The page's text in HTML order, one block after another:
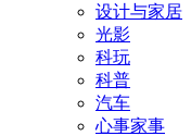
设计与家居
光影
科玩
科普
汽车
心事家事